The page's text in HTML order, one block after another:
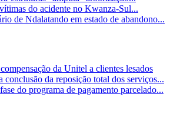
do acidente no Kwanza-Sul...
de Ndalatando em estado de abandono...
da Unitel a clientes lesados
da reposição total dos serviços...
do programa de pagamento parcelado...